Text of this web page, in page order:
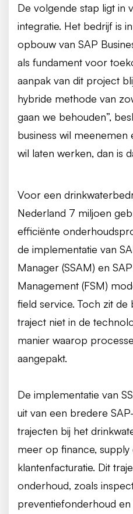
De volgende stap ligt in
integratie. Het bedrijf is
opbouw van SAP
als fundament voor
aanpak van dit project
hybride methode van
gaan we behouden”,
business wil
wil laten werken, dan is
Voor een
Nederland 7 miljoen
efficiënte
de implementatie van
Manager (SSAM) en
Management (FSM)
field service. Toch zit de
traject niet in de
manier waarop
aangepakt.
De implementatie van
uit van een bredere
trajecten bij het
meer op finance, supply
klantenfacturatie. Dit
onderhoud, zoals
preventiefonderhoud